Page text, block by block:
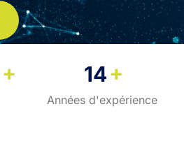
+ 14+
Années d'expérience